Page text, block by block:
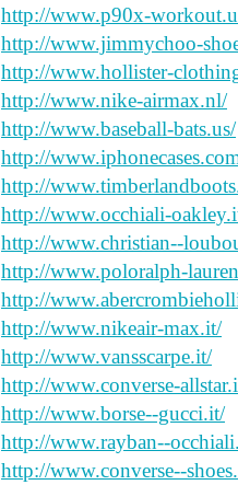
http://www.p90x-
http://www.jimmychoo-
http://www.hollister-
http://www.nike-airmax.nl/
http://www.baseball-bats.us/
http://
http://
http://www.occhiali-
http://www.christian--
http://www.poloralph-
http://
http://www.nikeair-max.it/
http://www.vansscarpe.it/
http://www.converse-
http://www.borse--gucci.it/
http://www.rayban--
http://www.converse--